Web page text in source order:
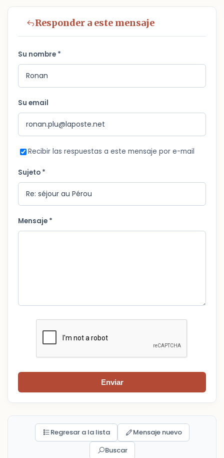
Responder a este mensaje
Su nombre *
Su email
Recibir las respuestas a este mensaje por e-mail
Sujeto *
Mensaje *
Enviar
Regresar a la lista
Mensaje nuevo
Buscar